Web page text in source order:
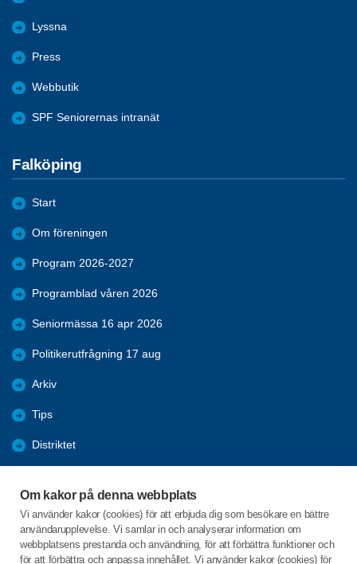
Om kakor på denna webbplats
Vi använder kakor (cookies) för att erbjuda dig som besökare en bättre
användarupplevelse. Vi samlar in och analyserar information om
webbplatsens prestanda och användning, för att förbättra funktioner och
för att förbättra och anpassa innehållet. Vi använder kakor (cookies) för
Lyssna
Press
Webbutik
SPF Seniorernas intranät
Falköping
Start
Om föreningen
Program 2026-2027
Programblad våren 2026
Seniormässa 16 apr 2026
Politikerutfrågning 17 aug
Arkiv
Tips
Distriktet
Bli medlem
Nyheter